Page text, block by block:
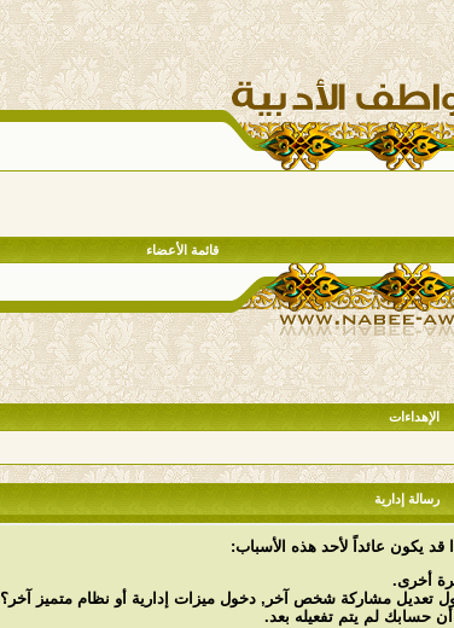
قائمة الأعضاء
الإهداءات
رسالة إدارية
يكون عائداً لأحد هذه الأسباب:
أخرى.
تعديل مشاركة شخص آخر, دخول ميزات إدارية أو نظام متميز آخر؟
حسابك لم يتم تفعيله بعد.